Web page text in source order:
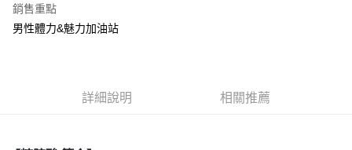
匯豐（台灣）商業銀行
聯邦商業銀行
台灣樂天信用卡公司
街口支付
銷售重點
男性體力&魅力加油站
詳細說明 相關推薦